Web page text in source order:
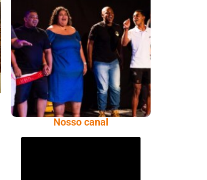
Grupo Código Abre
100 Vagas Gratuitas
Para Oficinas De
Teatro, Canto E Balé
Em Japeri
Nosso canal